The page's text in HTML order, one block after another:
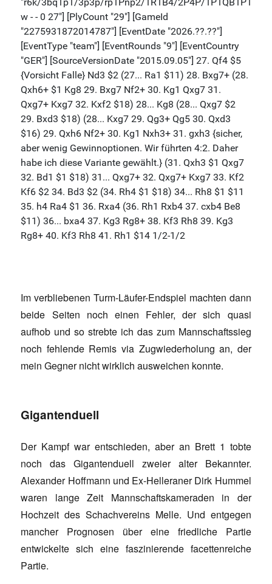
Im verbliebenen Turm-Läufer-Endspiel machten dann
beide Seiten noch einen Fehler, der sich quasi
aufhob und so strebte ich das zum Mannschaftssieg
noch fehlende Remis via Zugwiederholung an, der
mein Gegner nicht wirklich ausweichen konnte.
Gigantenduell
Der Kampf war entschieden, aber an Brett 1 tobte
noch das Gigantenduell zweier alter Bekannter.
Alexander Hoffmann und Ex-Helleraner Dirk Hummel
waren lange Zeit Mannschaftskameraden in der
Hochzeit des Schachvereins Melle. Und entgegen
mancher Prognosen über eine friedliche Partie
entwickelte sich eine faszinierende facettenreiche
Partie.